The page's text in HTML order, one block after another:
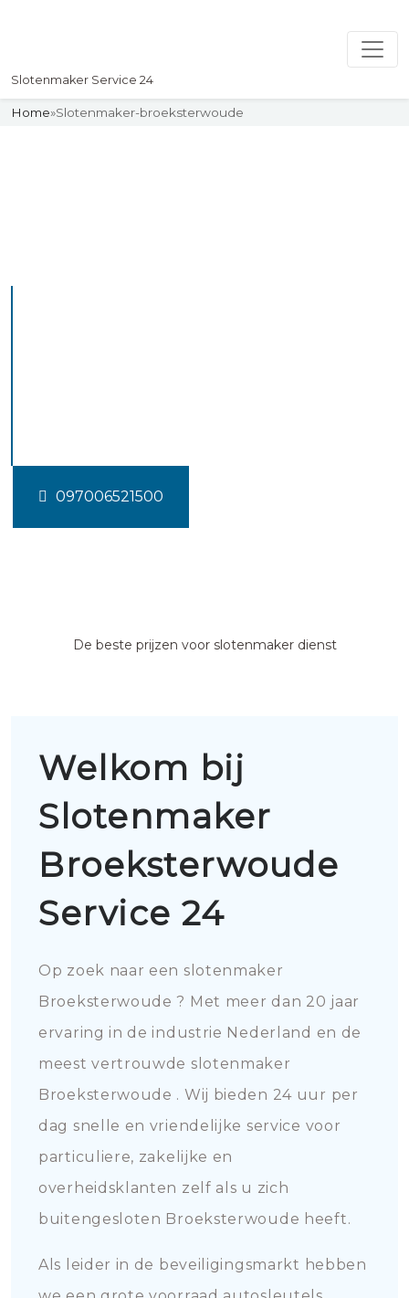
Slotenmaker Service 24
Home»Slotenmaker-broeksterwoude
097006521500
De beste prijzen voor slotenmaker dienst
Welkom bij
Slotenmaker
Broeksterwoude
Service 24
Op zoek naar een slotenmaker
Broeksterwoude ? Met meer dan 20 jaar
ervaring in de industrie Nederland en de
meest vertrouwde slotenmaker
Broeksterwoude . Wij bieden 24 uur per
dag snelle en vriendelijke service voor
particuliere, zakelijke en
overheidsklanten zelf als u zich
buitengesloten Broeksterwoude heeft.
Als leider in de beveiligingsmarkt hebben